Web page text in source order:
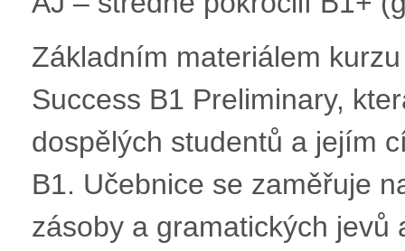
Základním materiálem
Success B1 Preliminary,
dospělých studentů a jejím
B1. Učebnice se zaměřuje
zásoby a gramatických